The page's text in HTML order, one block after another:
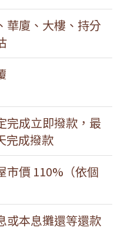
華廈、大樓、持分
完成立即撥款，最
完成撥款
市價 110%（依個
或本息攤還等還款